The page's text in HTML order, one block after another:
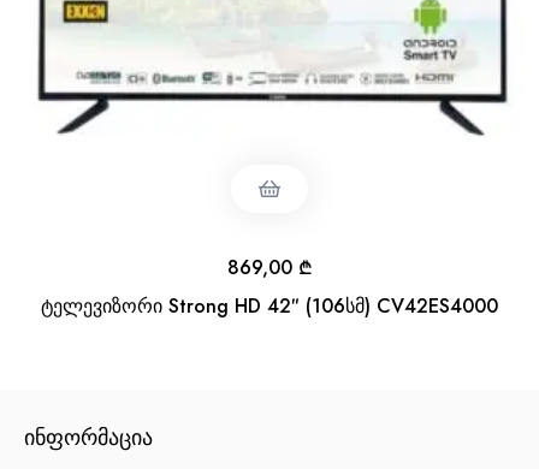
ტელევიზორი Strong HD 42″ (106სმ) CV42ES4000
869,00 ₾
ᲘᲜᲤᲝᲠᲛᲐᲪᲘᲐ